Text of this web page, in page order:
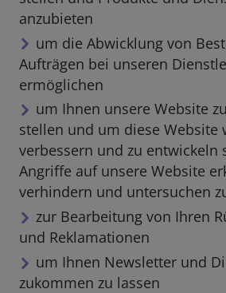
anzubieten
um die Abwicklung von
Aufträgen bei unseren
ermöglichen
um Ihnen unsere Website
stellen und um diese Website
verbessern und zu entwickeln
Angriffe auf unsere Website
verhindern und untersuchen
zur Bearbeitung von Ihren
und Reklamationen
um Ihnen Newsletter und
zukommen zu lassen